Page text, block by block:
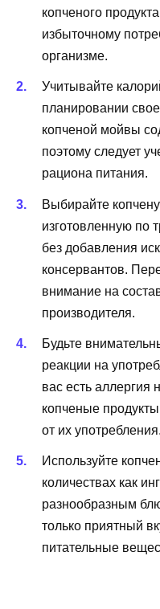
копченого
избыточному
организме.
Учитывайте
планировании
копченой мойвы
поэтому следует
рациона питания.
Выбирайте
изготовленную по
без добавления
консервантов.
внимание на
производителя.
Будьте
реакции на
вас есть аллергия
копченые
от их употребления.
Используйте
количествах как
разнообразным
только приятный
питательные